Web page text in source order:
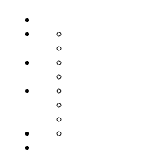
Saltar
Administración
Capacitación
Desarrollo
Gestión